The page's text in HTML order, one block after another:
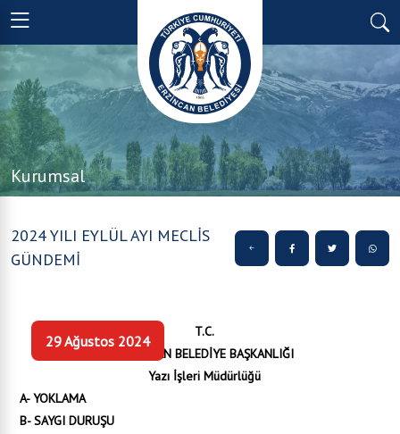
Kurumsal
2024 YILI EYLÜL AYI MECLİS
GÜNDEMİ
29 Ağustos 2024
T.C.
ERZİNCAN BELEDİYE BAŞKANLIĞI
Yazı İşleri Müdürlüğü
A- YOKLAMA
B- SAYGI DURUŞU